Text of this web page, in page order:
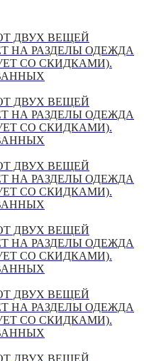
ДВУХ ВЕЩЕЙ
НА РАЗДЕЛЫ ОДЕЖДА
СО СКИДКАМИ).
ДВУХ ВЕЩЕЙ
НА РАЗДЕЛЫ ОДЕЖДА
СО СКИДКАМИ).
ДВУХ ВЕЩЕЙ
НА РАЗДЕЛЫ ОДЕЖДА
СО СКИДКАМИ).
ДВУХ ВЕЩЕЙ
НА РАЗДЕЛЫ ОДЕЖДА
СО СКИДКАМИ).
ДВУХ ВЕЩЕЙ
НА РАЗДЕЛЫ ОДЕЖДА
СО СКИДКАМИ).
ДВУХ ВЕЩЕЙ